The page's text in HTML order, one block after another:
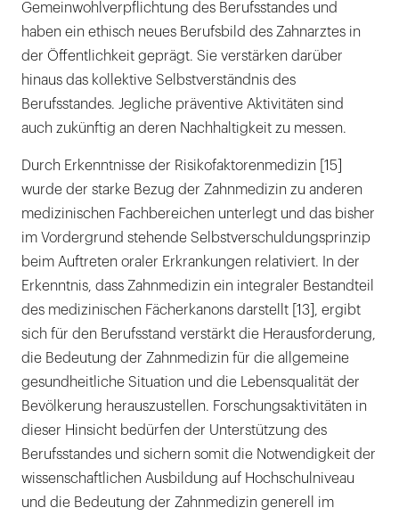
Gemeinwohlverpflichtung des Berufsstandes und
haben ein ethisch neues Berufsbild des Zahnarztes in
der Öffentlichkeit geprägt. Sie verstärken darüber
hinaus das kollektive Selbstverständnis des
Berufsstandes. Jegliche präventive Aktivitäten sind
auch zukünftig an deren Nachhaltigkeit zu messen.
Durch Erkenntnisse der Risikofaktorenmedizin [15]
wurde der starke Bezug der Zahnmedizin zu anderen
medizinischen Fachbereichen unterlegt und das bisher
im Vordergrund stehende Selbstverschuldungsprinzip
beim Auftreten oraler Erkrankungen relativiert. In der
Erkenntnis, dass Zahnmedizin ein integraler Bestandteil
des medizinischen Fächerkanons darstellt [13], ergibt
sich für den Berufsstand verstärkt die Herausforderung,
die Bedeutung der Zahnmedizin für die allgemeine
gesundheitliche Situation und die Lebensqualität der
Bevölkerung herauszustellen. Forschungsaktivitäten in
dieser Hinsicht bedürfen der Unterstützung des
Berufsstandes und sichern somit die Notwendigkeit der
wissenschaftlichen Ausbildung auf Hochschulniveau
und die Bedeutung der Zahnmedizin generell im